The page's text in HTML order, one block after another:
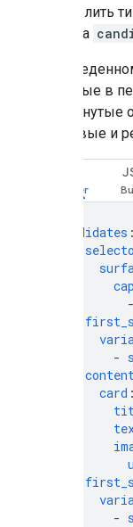
определить
объекта
В
заданные в
развернутые
текстовые и
candidates :
-
-
card :
-